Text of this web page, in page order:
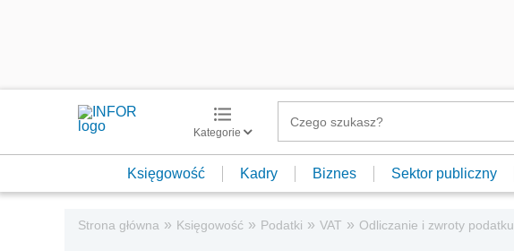
Kategorie
Księgowość Kadry Biznes Sektor publiczny
Strona główna » Księgowość » Podatki » VAT » Odliczanie i zwroty podatku